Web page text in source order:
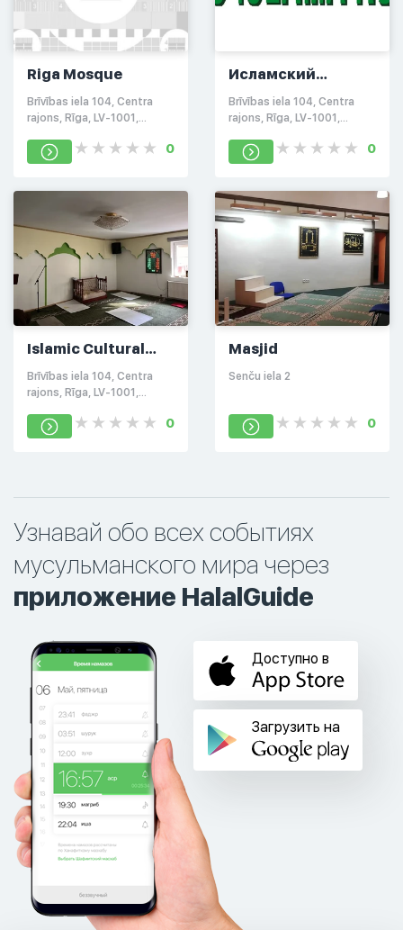
Riga Mosque
Brīvības iela 104, Centra
rajons, Rīga, LV-1001,
0
Исламский
Культурный Центр
Латвии
Brīvības iela 104, Centra
rajons, Rīga, LV-1001,
0
Islamic Cultural
Center of Latvia
Brīvības iela 104, Centra
rajons, Rīga, LV-1001,
0
Masjid
Senču iela 2
0
Узнавай обо всех событиях
мусульманского мира через
приложение HalalGuide
Доступно в
Загрузить на